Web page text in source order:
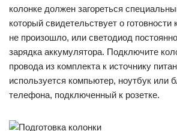
колонке должен загореться
который свидетельствует о готовности
не произошло, или светодиод
зарядка аккумулятора. Подключите
провода из комплекта к источнику
используется компьютер, ноутбук или
телефона, подключенный к розетке.